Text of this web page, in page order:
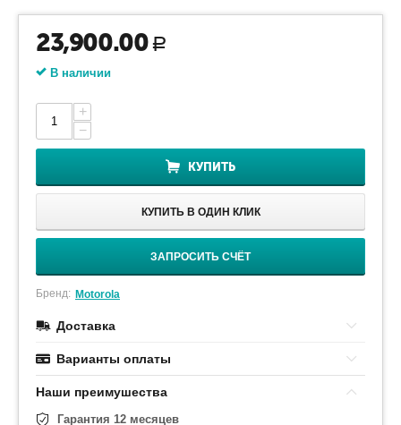
23,900.00 Р
В наличии
+
−
КУПИТЬ
КУПИТЬ В ОДИН КЛИК
ЗАПРОСИТЬ СЧЁТ
Бренд: Motorola
Доставка
Варианты оплаты
Наши преимушества
Гарантия 12 месяцев